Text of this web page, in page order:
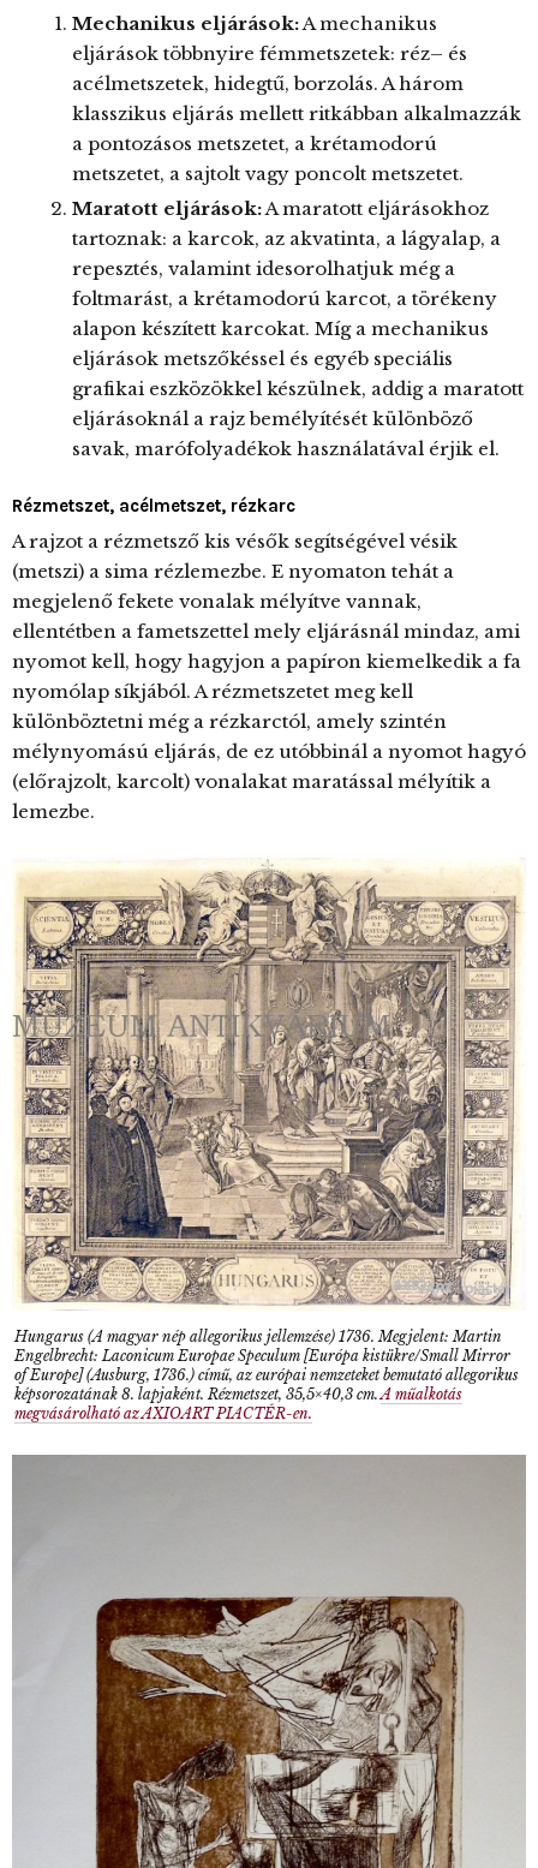
Mechanikus eljárások:A mechanikus
eljárások többnyire fémmetszetek: réz– és
acélmetszetek, hidegtű, borzolás. A három
klasszikus eljárás mellett ritkábban alkalmazzák
a pontozásos metszetet, a krétamodorú
metszetet, a sajtolt vagy poncolt metszetet.
Maratott eljárások:A maratott eljárásokhoz
tartoznak: a karcok, az akvatinta, a lágyalap, a
repesztés, valamint idesorolhatjuk még a
foltmarást, a krétamodorú karcot, a törékeny
alapon készített karcokat. Míg a mechanikus
eljárások metszőkéssel és egyéb speciális
grafikai eszközökkel készülnek, addig a maratott
eljárásoknál a rajz bemélyítését különböző
savak, marófolyadékok használatával érjik el.
Rézmetszet, acélmetszet, rézkarc
A rajzot a rézmetsző kis vésők segítségével vésik
(metszi) a sima rézlemezbe. E nyomaton tehát a
megjelenő fekete vonalak mélyítve vannak,
ellentétben a fametszettel mely eljárásnál mindaz, ami
nyomot kell, hogy hagyjon a papíron kiemelkedik a fa
nyomólap síkjából. A rézmetszetet meg kell
különböztetni még a rézkarctól, amely szintén
mélynyomású eljárás, de ez utóbbinál a nyomot hagyó
(előrajzolt, karcolt) vonalakat maratással mélyítik a
lemezbe.
Hungarus (A magyar nép allegorikus jellemzése) 1736. Megjelent: Martin
Engelbrecht: Laconicum Europae Speculum [Európa kistükre/Small Mirror
of Europe] (Ausburg, 1736.) című, az európai nemzeteket bemutató allegorikus
képsorozatának 8. lapjaként. Rézmetszet, 35,5×40,3 cm. A műalkotás
megvásárolható az AXIOART PIACTÉR-en.